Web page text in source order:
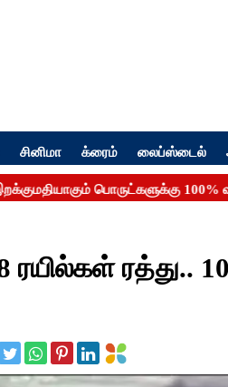
சினிமா க்ரைம் லைப்ஸ்டைல்
ரயில்கள் ரத்து..